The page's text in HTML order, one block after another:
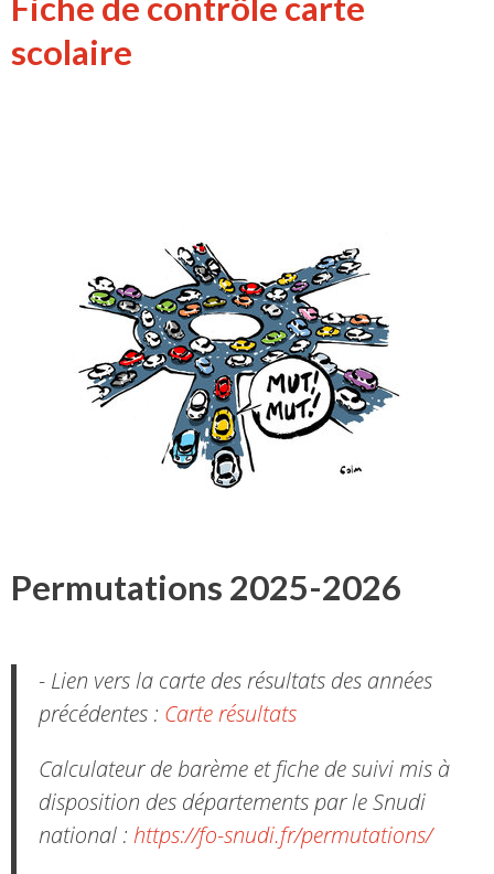
scolaire
Permutations 2025-2026
- Lien vers la carte des résultats des années
précédentes : Carte résultats
Calculateur de barème et fiche de suivi mis à
disposition des départements par le Snudi
national : https://fo-snudi.fr/permutations/